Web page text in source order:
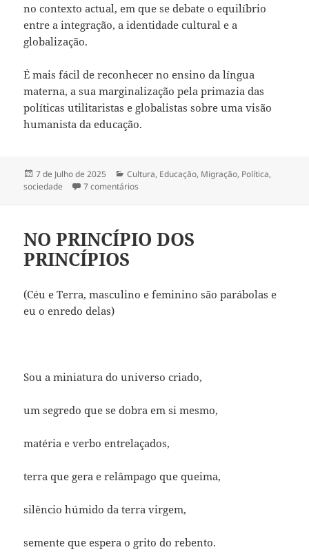
no contexto actual, em que se debate o equilíbrio
entre a integração, a identidade cultural e a
globalização.
É mais fácil de reconhecer no ensino da língua
materna, a sua marginalização pela primazia das
políticas utilitaristas e globalistas sobre uma visão
humanista da educação.
Publicado
a
7 de Julho de 2025 Categorias
Cultura, Educação, Migração, Política,
sociedade
7 comentários
NO PRINCÍPIO DOS
PRINCÍPIOS
(Céu e Terra, masculino e feminino são parábolas e
eu o enredo delas)
Sou a miniatura do universo criado,
um segredo que se dobra em si mesmo,
matéria e verbo entrelaçados,
terra que gera e relâmpago que queima,
silêncio húmido da terra virgem,
semente que espera o grito do rebento.